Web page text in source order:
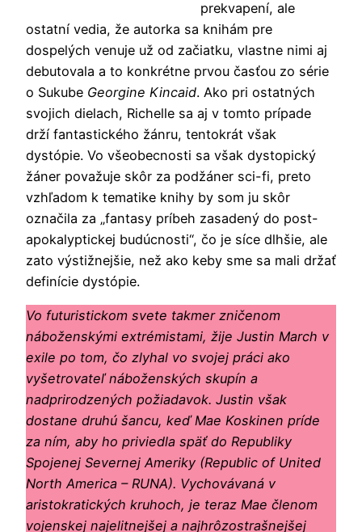
prekvapení, ale
ostatní vedia, že autorka sa knihám pre
dospelých venuje už od začiatku, vlastne nimi aj
debutovala a to konkrétne prvou časťou zo série
o Sukube Georgine Kincaid. Ako pri ostatných
svojich dielach, Richelle sa aj v tomto prípade
drží fantastického žánru, tentokrát však
dystópie. Vo všeobecnosti sa však dystopický
žáner považuje skôr za podžáner sci-fi, preto
vzhľadom k tematike knihy by som ju skôr
označila za „fantasy príbeh zasadený do post-
apokalyptickej budúcnosti“, čo je síce dlhšie, ale
zato výstižnejšie, než ako keby sme sa mali držať
definície dystópie.
Vo futuristickom svete takmer zničenom
náboženskými extrémistami, žije Justin March v
exile po tom, čo zlyhal vo svojej práci ako
vyšetrovateľ náboženských skupín a
nadprirodzených požiadavok. Justin však
dostane druhú šancu, keď Mae Koskinen príde
za ním, aby ho priviedla späť do Republiky
Spojenej Severnej Ameriky (Republic of United
North America – RUNA). Vychovávaná v
aristokratických kruhoch, je teraz Mae členom
vojenskej najelitnejšej a najhrôzostrašnejšej